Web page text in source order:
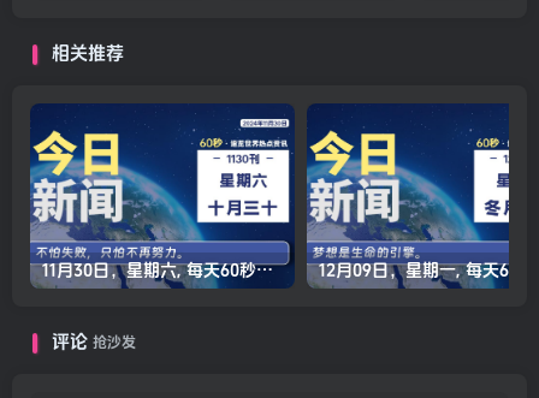
相关推荐
11月30日，星期六, 每天60秒读懂全世界！
评论 抢沙发